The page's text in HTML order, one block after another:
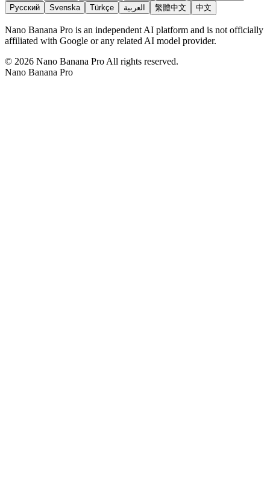
Русский
Svenska Türkçe العربية 繁體中文 中文
Nano Banana Pro is an independent AI platform and is not officially
affiliated with Google or any related AI model provider.
© 2026 Nano Banana Pro All rights reserved.
Nano Banana Pro